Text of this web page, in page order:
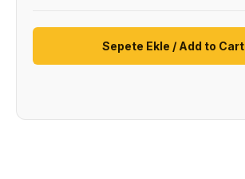
Sepete Ekle / Add to Cart